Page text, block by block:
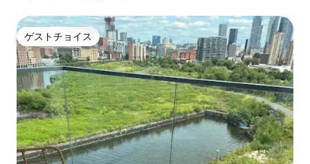
ゲストチョイス
ゲストチョイス